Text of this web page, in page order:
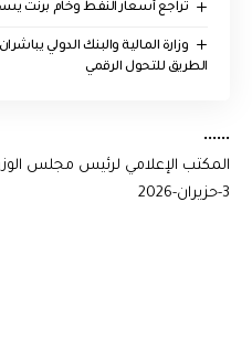
تراجع أسعار النفط وخام برنت يسجل 78.98 دولارًا
وزارة المالية والبنك الدولي
الطريق للتحول الرقمي
••••••
المكتب الإعلامي لرئيس مجلس
3-حزيران-2026